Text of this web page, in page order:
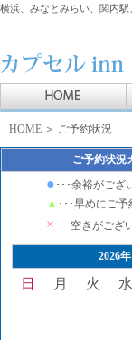
横浜、みなとみらい、関内
HOME ＞ ご予約状況
ご予約状況
● ･･･余裕がござ
▲ ･･･早めにご予
× ･･･空きがござ
2026年
日 月 火 水